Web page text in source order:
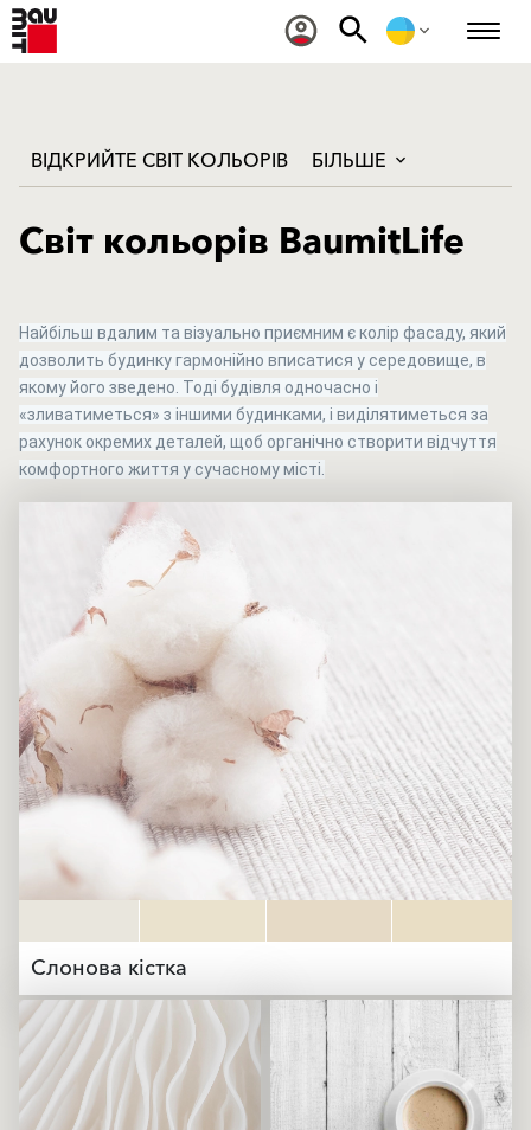
ВІДКРИЙТЕ СВІТ КОЛЬОРІВ БІЛЬШЕ
Світ кольорів BaumitLife
Найбільш вдалим та візуально приємним є колір фасаду, який
дозволить будинку гармонійно вписатися у середовище, в
якому його зведено. Тоді будівля одночасно і
«зливатиметься» з іншими будинками, і виділятиметься за
рахунок окремих деталей, щоб органічно створити відчуття
комфортного життя у сучасному місті.
Слонова кістка